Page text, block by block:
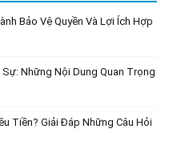
Bảo Vệ Quyền Và Lợi Ích Hợp
Những Nội Dung Quan Trọng
Tiền? Giải Đáp Những Câu Hỏi